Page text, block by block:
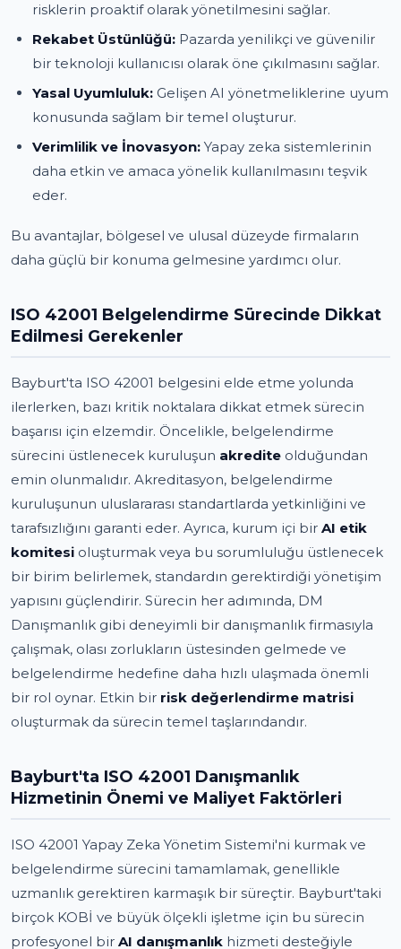
risklerin proaktif olarak yönetilmesini sağlar.
Rekabet Üstünlüğü: Pazarda yenilikçi ve güvenilir
bir teknoloji kullanıcısı olarak öne çıkılmasını sağlar.
Yasal Uyumluluk: Gelişen AI yönetmeliklerine uyum
konusunda sağlam bir temel oluşturur.
Verimlilik ve İnovasyon: Yapay zeka sistemlerinin
daha etkin ve amaca yönelik kullanılmasını teşvik
eder.
Bu avantajlar, bölgesel ve ulusal düzeyde firmaların
daha güçlü bir konuma gelmesine yardımcı olur.
ISO 42001 Belgelendirme Sürecinde Dikkat
Edilmesi Gerekenler
Bayburt'ta ISO 42001 belgesini elde etme yolunda
ilerlerken, bazı kritik noktalara dikkat etmek sürecin
başarısı için elzemdir. Öncelikle, belgelendirme
sürecini üstlenecek kuruluşun akredite olduğundan
emin olunmalıdır. Akreditasyon, belgelendirme
kuruluşunun uluslararası standartlarda yetkinliğini ve
tarafsızlığını garanti eder. Ayrıca, kurum içi bir AI etik
komitesi oluşturmak veya bu sorumluluğu üstlenecek
bir birim belirlemek, standardın gerektirdiği yönetişim
yapısını güçlendirir. Sürecin her adımında, DM
Danışmanlık gibi deneyimli bir danışmanlık firmasıyla
çalışmak, olası zorlukların üstesinden gelmede ve
belgelendirme hedefine daha hızlı ulaşmada önemli
bir rol oynar. Etkin bir risk değerlendirme matrisi
oluşturmak da sürecin temel taşlarındandır.
Bayburt'ta ISO 42001 Danışmanlık
Hizmetinin Önemi ve Maliyet Faktörleri
ISO 42001 Yapay Zeka Yönetim Sistemi'ni kurmak ve
belgelendirme sürecini tamamlamak, genellikle
uzmanlık gerektiren karmaşık bir süreçtir. Bayburt'taki
birçok KOBİ ve büyük ölçekli işletme için bu sürecin
profesyonel bir AI danışmanlık hizmeti desteğiyle